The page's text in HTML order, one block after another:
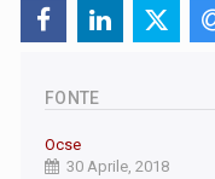
FONTE
Ocse
30 Aprile, 2018